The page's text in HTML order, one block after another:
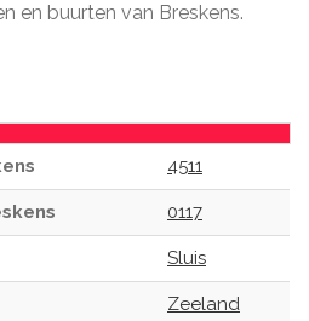
en buurten van Breskens.
4511
0117
Sluis
Zeeland